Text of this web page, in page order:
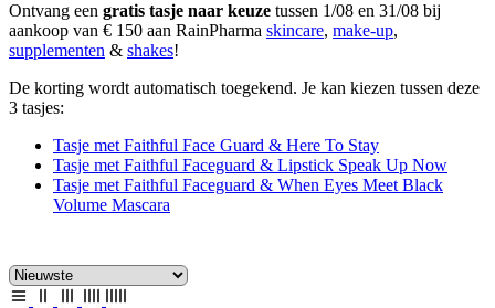
Ontvang een gratis tasje naar keuze tussen 1/08 en 31/08 bij
aankoop van € 150 aan RainPharma skincare, make-up,
supplementen & shakes!
De korting wordt automatisch toegekend. Je kan kiezen tussen deze
3 tasjes:
Tasje met Faithful Face Guard & Here To Stay
Tasje met Faithful Faceguard & Lipstick Speak Up Now
Tasje met Faithful Faceguard & When Eyes Meet Black
Volume Mascara